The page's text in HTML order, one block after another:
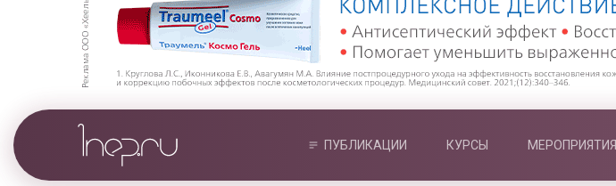
ПУБЛИКАЦИИ КУРСЫ МЕРОПРИЯТИЯ